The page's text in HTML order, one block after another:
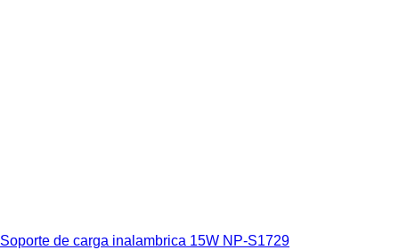
Soporte de carga inalambrica 15W NP-S1729